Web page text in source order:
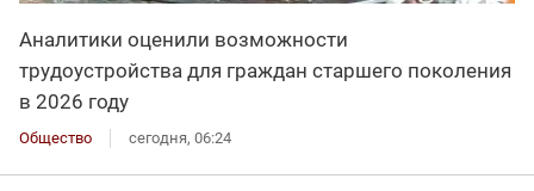
Аналитики оценили возможности
трудоустройства для граждан старшего поколения
в 2026 году
Общество сегодня, 06:24